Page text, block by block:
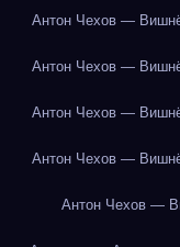
Антон Чехов —
Антон Чехов —
Антон Чехов —
Антон Чехов —
Антон Чехов —